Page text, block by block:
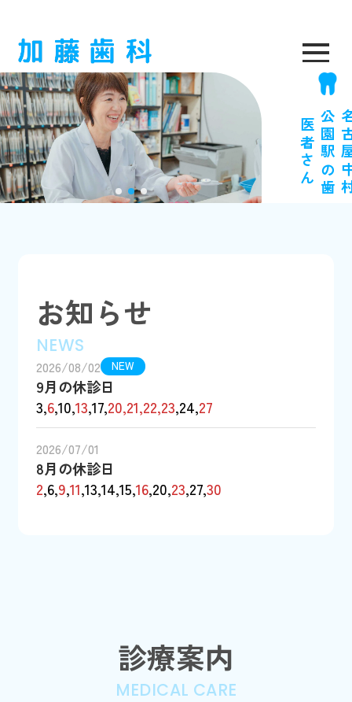
医
ん
お知らせ
NEWS
2026/08/02 NEW
9月の休診日
3,6,10,13,17,20,21,22,23,24,27
2026/07/01
8月の休診日
2,6,9,11,13,14,15,16,20,23,27,30
診療案内
MEDICAL CARE